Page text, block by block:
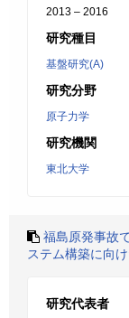
2013 – 2016
研究種目
基盤研究(A)
研究分野
原子力学
研究機関
東北大学
福島原発事故
ステム構築に向
研究代表者